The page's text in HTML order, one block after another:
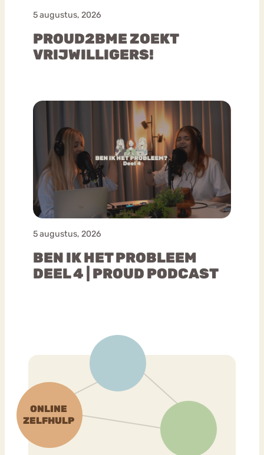
5 augustus, 2026
PROUD2BME ZOEKT
VRIJWILLIGERS!
5 augustus, 2026
BEN IK HET PROBLEEM
DEEL 4 | PROUD PODCAST